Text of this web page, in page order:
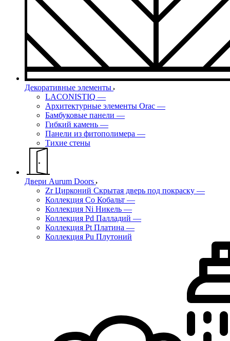
Декоративные элементы
LACONISTIQ —
Архитектурные элементы Orac —
Бамбуковые панели —
Гибкий камень —
Панели из фитополимера —
Тихие стены
Двери Aurum Doors
Zr Цирконий Скрытая дверь под покраску —
Коллекция Co Кобальт —
Коллекция Ni Никель —
Коллекция Pd Палладий —
Коллекция Pt Платина —
Коллекция Pu Плутоний